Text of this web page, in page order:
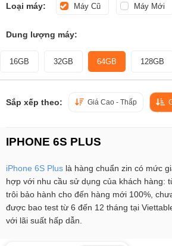
Loại máy: Máy Cũ Máy Mới
Dung lượng máy:
16GB 32GB 64GB 128GB
Sắp xếp theo: Giá Cao - Thấp
IPHONE 6S PLUS
iPhone 6S Plus là hàng chuẩn zin có mức
hợp với nhu cầu sử dụng của khách hàng:
trôi bảo hành cho đến hàng mới 100%,
được bao test từ 6 đến 12 tháng tại
với lãi suất hấp dẫn.